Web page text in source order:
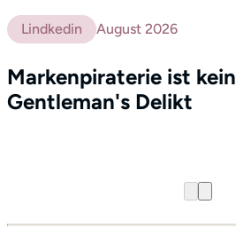
Lindkedin August 2026
Markenpiraterie ist kein
Gentleman's Delikt